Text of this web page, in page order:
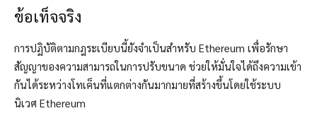
ข้อเท็จจริง
การปฏิบัติตามกฎระเบียบนี้ยังจำเป็นสำหรับ Ethereum เพื่อรักษา
สัญญาของความสามารถในการปรับขนาด ช่วยให้มั่นใจได้ถึงความเข้า
กันได้ระหว่างโทเค็นที่แตกต่างกันมากมายที่สร้างขึ้นโดยใช้ระบบ
นิเวศ Ethereum